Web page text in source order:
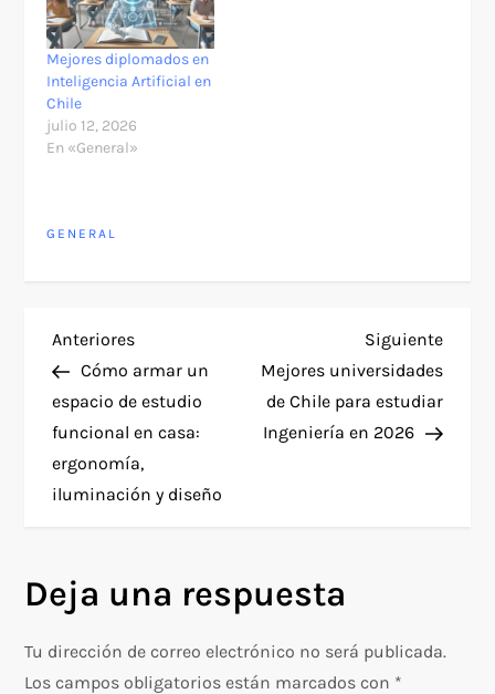
Mejores diplomados en
Inteligencia Artificial en
Chile
julio 12, 2026
En «General»
GENERAL
N
a
v
e
a
c
Entrada
anterior
Anteriores
Cómo armar un
espacio de estudio
funcional en casa:
ergonomía,
iluminación y diseño
Siguiente
Mejores universidades
de Chile para estudiar
Ingeniería en 2026
Deja una respuesta
Tu dirección de correo electrónico no será publicada.
Los campos obligatorios están marcados con *